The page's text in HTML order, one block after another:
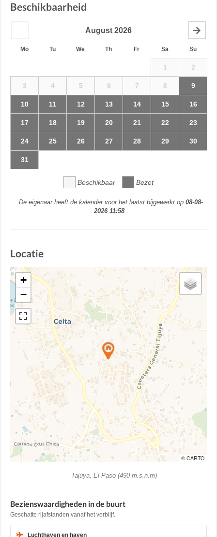
Beschikbaarheid
August 2026
Mo Tu We Th Fr Sa Su
1 2
3 4 5 6 7 8 9
10 11 12 13 14 15 16
17 18 19 20 21 22 23
24 25 26 27 28 29 30
31
Beschikbaar Bezet
De eigenaar heeft de kalender voor het laatst bijgewerkt op 08-08-
2026 11:58 .
Locatie
+
−
© CARTO
Tajuya, El Paso (490 m.s.n.m)
Bezienswaardigheden in de buurt
Geschatte rijafstanden vanaf het verblijf.
Luchthaven en haven